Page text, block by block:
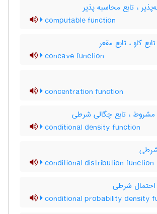
، تابع محاسبه پذیر
computable function
کاو ، تابع مقعر
concave function
concentration function
مشروط ، تابع چگالی شرطی
conditional density function
شرطی
conditional distribution function
احتمال شرطی
conditional probability density